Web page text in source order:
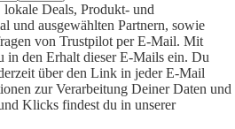
Deals, Produkt- und
und ausgewählten Partnern, sowie
von Trustpilot per E-Mail. Mit
den Erhalt dieser E-Mails ein. Du
über den Link in jeder E-Mail
zur Verarbeitung Deiner Daten und
Klicks findest du in unserer